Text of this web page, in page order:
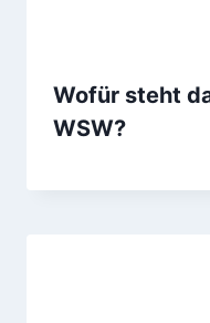
Wofür steht
WSW?